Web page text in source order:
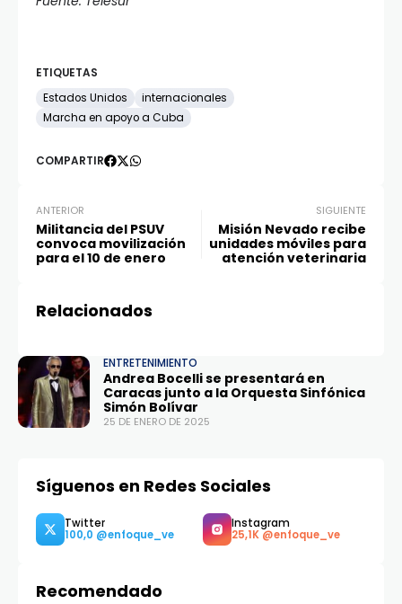
ETIQUETAS
Estados Unidos
internacionales
Marcha en apoyo a Cuba
COMPARTIR
ANTERIOR
Militancia del PSUV
convoca movilización
para el 10 de enero
SIGUIENTE
Misión Nevado recibe
unidades móviles para
atención veterinaria
Relacionados
ENTRETENIMIENTO
Andrea Bocelli se presentará en
Caracas junto a la Orquesta Sinfónica
Simón Bolívar
25 DE ENERO DE 2025
Síguenos en Redes Sociales
Recomendado